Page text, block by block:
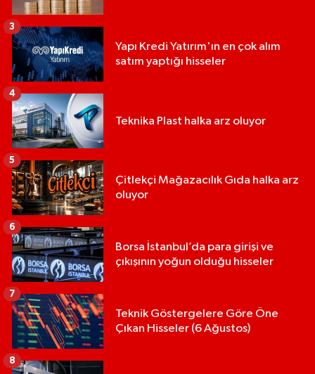
Yapı Kredi Yatırım'ın en çok alım
satım yaptığı hisseler
3
Teknika Plast halka arz oluyor
4
Çitlekçi Mağazacılık Gıda halka arz
oluyor
5
Borsa İstanbul’da para girişi ve
çıkışının yoğun olduğu hisseler
6
Teknik Göstergelere Göre Öne
Çıkan Hisseler (6 Ağustos)
7
8